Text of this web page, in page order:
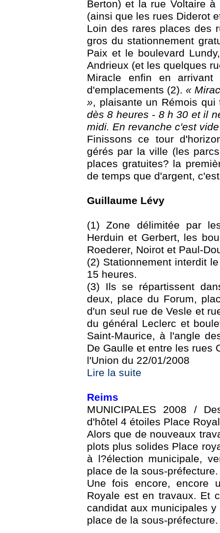
Berton) et la rue Voltaire
(ainsi que les rues Diderot
Loin des rares places des
gros du stationnement
Paix et le boulevard
Andrieux (et les quelques
Miracle enfin en
d'emplacements (2). «
», plaisante un Rémois
dès 8 heures - 8 h 30 et il
midi. En revanche c'est
Finissons ce tour
gérés par la ville (les
places gratuites? la
de temps que d'argent,
Guillaume Lévy
(1) Zone délimitée par
Herduin et Gerbert, les
Roederer, Noirot et Paul-
(2) Stationnement interdit
15 heures.
(3) Ils se répartissent
deux, place du Forum,
d'un seul rue de Vesle et
du général Leclerc et
Saint-Maurice, à l'angle
De Gaulle et entre les rues
l'Union du 22/01/2008
Lire la suite
Reims
MUNICIPALES 2008 /
d'hôtel 4 étoiles Place
Alors que de nouveaux
plots plus solides Place
à l?élection municipale,
place de la sous-préfecture.
Une fois encore, encore
Royale est en travaux. Et
candidat aux municipales
place de la sous-préfecture.